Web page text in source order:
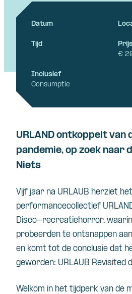
Datum
Tijd
€
Inclusief
Consumptie
URLAND ontkoppelt van
pandemie, op zoek naar
Niets
Vijf jaar na URLAUB herziet
performancecollectief
Disco-recreatiehorror, waarin
probeerden te ontsnappen
en komt tot de conclusie dat
geworden: URLAUB Revisited
Welkom in het tijdperk van de